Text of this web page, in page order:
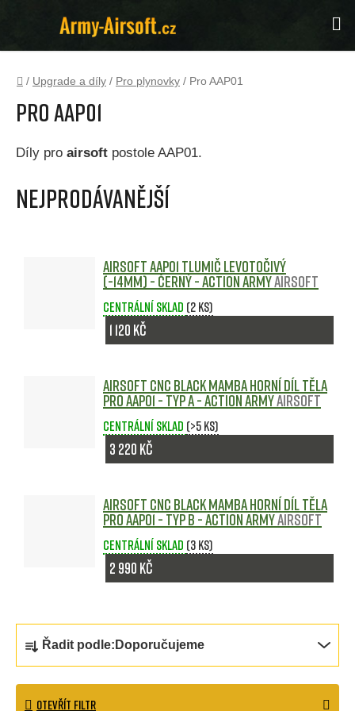
Domů
/ Upgrade a díly / Pro plynovky / Pro AAP01
Pro AAP01
Díly pro airsoft postole AAP01.
Nejprodávanější
Airsoft AAP01 tlumič levotočivý
(-14mm) - černý - Action ArmyAirsoft
Centrální sklad (2 ks)
1 120 Kč
Airsoft CNC Black Mamba horní díl těla
pro AAP01 - Typ A - Action ArmyAirsoft
Centrální sklad (>5 ks)
3 220 Kč
Airsoft CNC Black Mamba horní díl těla
pro AAP01 - Typ B - Action ArmyAirsoft
Centrální sklad (3 ks)
2 990 Kč
Ř
a
z
Řadit podle: Doporučujeme
OTEVŘÍT FILTR